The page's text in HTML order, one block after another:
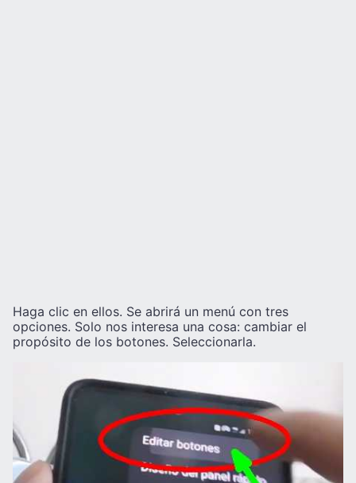
Haga clic en ellos. Se abrirá un menú con tres
opciones. Solo nos interesa una cosa: cambiar el
propósito de los botones. Seleccionarla.